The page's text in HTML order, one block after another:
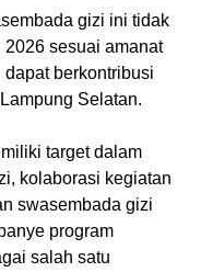
gizi ini tidak
2026 sesuai amanat
berkontribusi
Selatan.
target dalam
kolaborasi kegiatan
swasembada gizi
program
salah satu